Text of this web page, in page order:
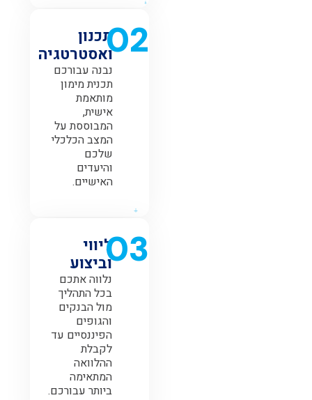
02תכנון
ואסטרטגיה
נבנה עבורכם
תכנית מימון
מותאמת
אישית,
המבוססת על
המצב הכלכלי
שלכם
והיעדים
האישיים.
03ליווי
וביצוע
נלווה אתכם
בכל התהליך
מול הבנקים
והגופים
הפיננסיים עד
לקבלת
ההלוואה
המתאימה
ביותר עבורכם.